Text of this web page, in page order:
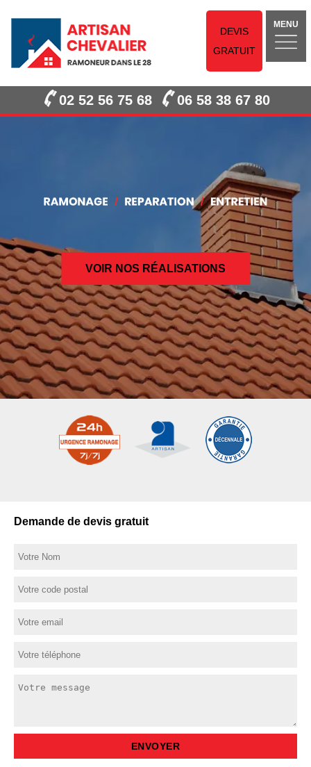
DEVIS
GRATUIT
MENU
02 52 56 75 68 06 58 38 67 80
VOIR NOS RÉALISATIONS
Demande de devis gratuit